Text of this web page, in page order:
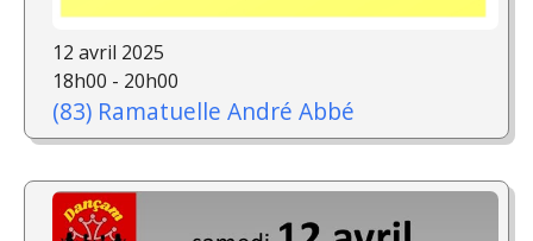
12 avril 2025
18h00 - 20h00
(83) Ramatuelle André Abbé